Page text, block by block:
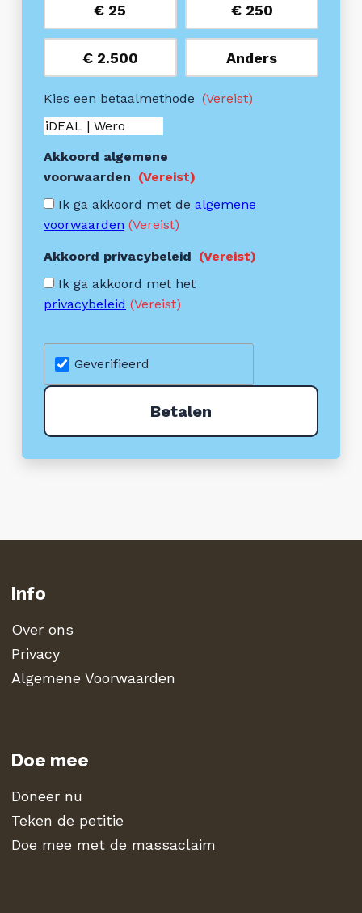
€ 25 € 250
€ 2.500 Anders
Kies een betaalmethode (Vereist)
Akkoord algemene
voorwaarden (Vereist)
Ik ga akkoord met de algemene
voorwaarden (Vereist)
Akkoord privacybeleid (Vereist)
Ik ga akkoord met het
privacybeleid (Vereist)
Geverifieerd
Info
Over ons
Privacy
Algemene Voorwaarden
Doe mee
Doneer nu
Teken de petitie
Doe mee met de massaclaim